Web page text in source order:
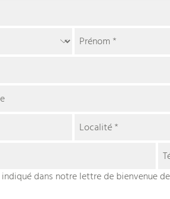
Prénom*
Localité*
dans notre lettre de bienvenue